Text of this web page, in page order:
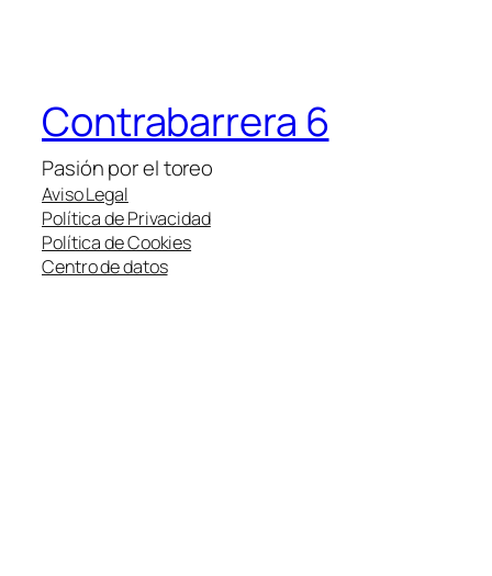
Contrabarrera 6
Pasión por el toreo
Aviso Legal
Política de Privacidad
Política de Cookies
Centro de datos